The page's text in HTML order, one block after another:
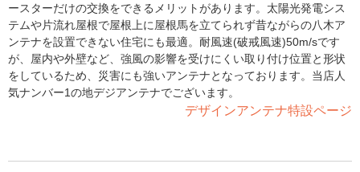
ースターだけの交換をできるメリットがあります。太陽光発電シス
テムや片流れ屋根で屋根上に屋根馬を立てられず昔ながらの八木ア
ンテナを設置できない住宅にも最適。耐風速(破戒風速)50m/sです
が、屋内や外壁など、強風の影響を受けにくい取り付け位置と形状
をしているため、災害にも強いアンテナとなっております。当店人
気ナンバー1の地デジアンテナでございます。
デザインアンテナ特設ページ